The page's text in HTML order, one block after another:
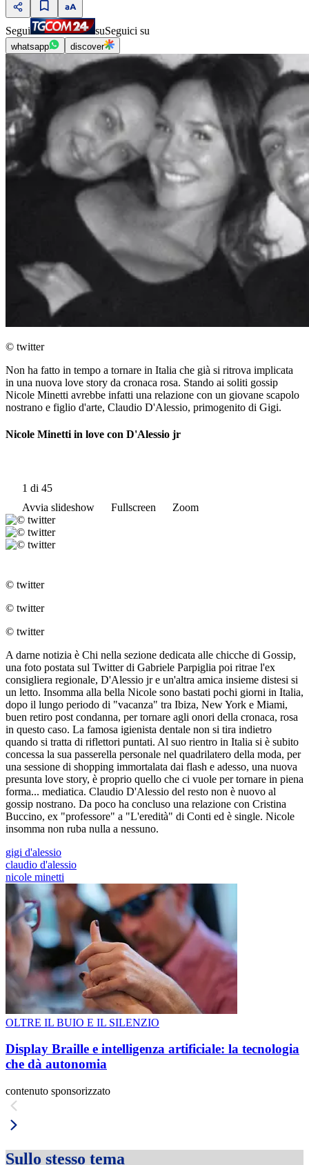
Segui suSeguici su
whatsapp discover
© twitter
Non ha fatto in tempo a tornare in Italia che già si ritrova implicata
in una nuova love story da cronaca rosa. Stando ai soliti gossip
Nicole Minetti avrebbe infatti una relazione con un giovane scapolo
nostrano e figlio d'arte, Claudio D'Alessio, primogenito di Gigi.
Nicole Minetti in love con D'Alessio jr
1 di 45
Avvia slideshow
Fullscreen Zoom
© twitter
© twitter
© twitter
A darne notizia è Chi nella sezione dedicata alle chicche di Gossip,
una foto postata sul Twitter di Gabriele Parpiglia poi ritrae l'ex
consigliera regionale, D'Alessio jr e un'altra amica insieme distesi si
un letto. Insomma alla bella Nicole sono bastati pochi giorni in Italia,
dopo il lungo periodo di "vacanza" tra Ibiza, New York e Miami,
buen retiro post condanna, per tornare agli onori della cronaca, rosa
in questo caso. La famosa igienista dentale non si tira indietro
quando si tratta di riflettori puntati. Al suo rientro in Italia si è subito
concessa la sua passerella personale nel quadrilatero della moda, per
una sessione di shopping immortalata dai flash e adesso, una nuova
presunta love story, è proprio quello che ci vuole per tornare in piena
forma... mediatica. Claudio D'Alessio del resto non è nuovo al
gossip nostrano. Da poco ha concluso una relazione con Cristina
Buccino, ex "professore" a "L'eredità" di Conti ed è single. Nicole
insomma non ruba nulla a nessuno.
gigi d'alessio
claudio d'alessio
nicole minetti
OLTRE IL BUIO E IL SILENZIO
Display Braille e intelligenza artificiale: la tecnologia
che dà autonomia
contenuto sponsorizzato
Sullo stesso tema